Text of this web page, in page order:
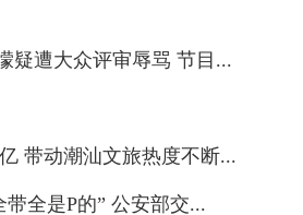
疑遭大众评审辱骂 节目...
带动潮汕文旅热度不断...
全是P的” 公安部交...